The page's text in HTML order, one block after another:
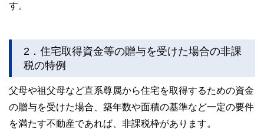
す。
2．住宅取得資金等の贈与を受けた場合の非課
税の特例
父母や祖父母など直系尊属から住宅を取得するための資金
の贈与を受けた場合、築年数や面積の基準など一定の要件
を満たす不動産であれば、非課税枠があります。